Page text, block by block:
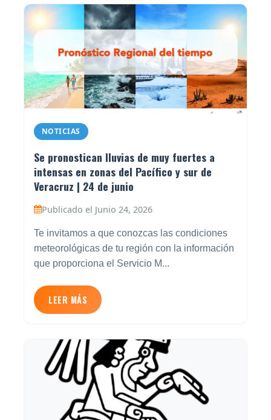
NOTICIAS
Se pronostican lluvias de muy fuertes a
intensas en zonas del Pacífico y sur de
Veracruz | 24 de junio
Publicado el Junio 24, 2026
Te invitamos a que conozcas las condiciones
meteorológicas de tu región con la información
que proporciona el Servicio M...
LEER MÁS